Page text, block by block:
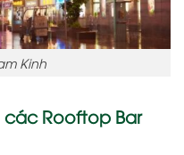
Kinh
Rooftop Bar